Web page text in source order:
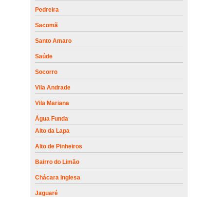
Pedreira
Sacomã
Santo Amaro
Saúde
Socorro
Vila Andrade
Vila Mariana
Água Funda
Alto da Lapa
Alto de Pinheiros
Bairro do Limão
Chácara Inglesa
Jaguaré